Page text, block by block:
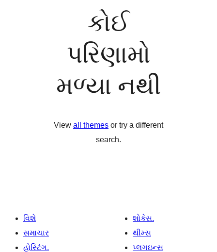
કોઈ
પરિણામો
મળ્યા નથી
View all themes or try a different
search.
વિશે
સમાચાર
હોસ્ટિંગ.
શોકેસ.
થીમ્સ
પ્લગઇન્સ